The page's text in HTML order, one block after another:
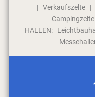
| Verkaufszelte |
Campingzelte
HALLEN: